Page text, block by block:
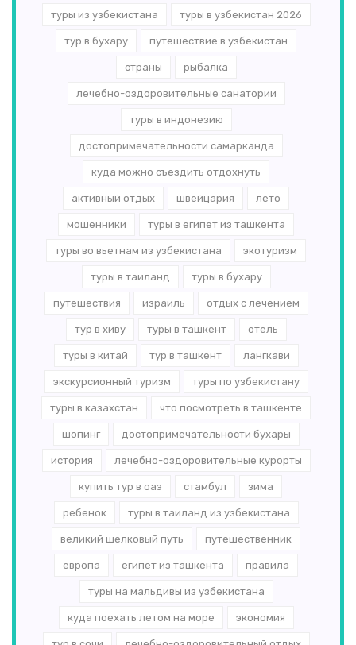
туры из узбекистана туры в узбекистан 2026
тур в бухару путешествие в узбекистан
страны рыбалка
лечебно-оздоровительные санатории
туры в индонезию
достопримечательности самарканда
куда можно съездить отдохнуть
активный отдых швейцария лето
мошенники туры в египет из ташкента
туры во вьетнам из узбекистана экотуризм
туры в таиланд туры в бухару
путешествия израиль отдых с лечением
тур в хиву туры в ташкент отель
туры в китай тур в ташкент лангкави
экскурсионный туризм туры по узбекистану
туры в казахстан что посмотреть в ташкенте
шопинг достопримечательности бухары
история лечебно-оздоровительные курорты
купить тур в оаэ стамбул зима
ребенок туры в таиланд из узбекистана
великий шелковый путь путешественник
европа египет из ташкента правила
туры на мальдивы из узбекистана
куда поехать летом на море экономия